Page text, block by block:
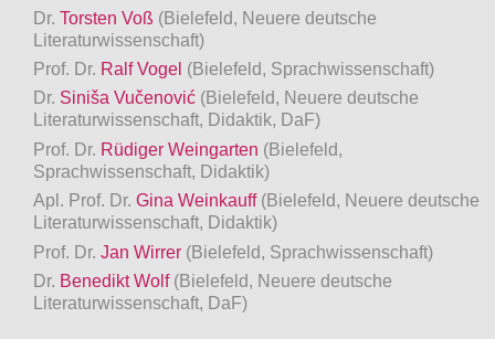
Dr. Torsten Voß (Bielefeld, Neuere deutsche
Literaturwissenschaft)
Prof. Dr. Ralf Vogel (Bielefeld, Sprachwissenschaft)
Dr. Siniša Vučenović (Bielefeld, Neuere deutsche
Literaturwissenschaft, Didaktik, DaF)
Prof. Dr. Rüdiger Weingarten (Bielefeld,
Sprachwissenschaft, Didaktik)
Apl. Prof. Dr. Gina Weinkauff (Bielefeld, Neuere deutsche
Literaturwissenschaft, Didaktik)
Prof. Dr. Jan Wirrer (Bielefeld, Sprachwissenschaft)
Dr. Benedikt Wolf (Bielefeld, Neuere deutsche
Literaturwissenschaft, DaF)